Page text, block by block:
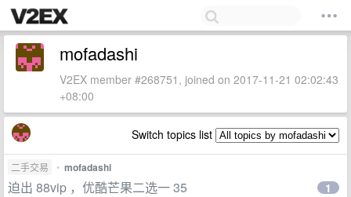
mofadashi
V2EX member #268751, joined on 2017-11-21 02:02:43
+08:00
Switch topics list
二手交易 • mofadashi
迫出 88vip ，优酷芒果二选一 35 1